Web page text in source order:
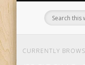
CURRENTLY